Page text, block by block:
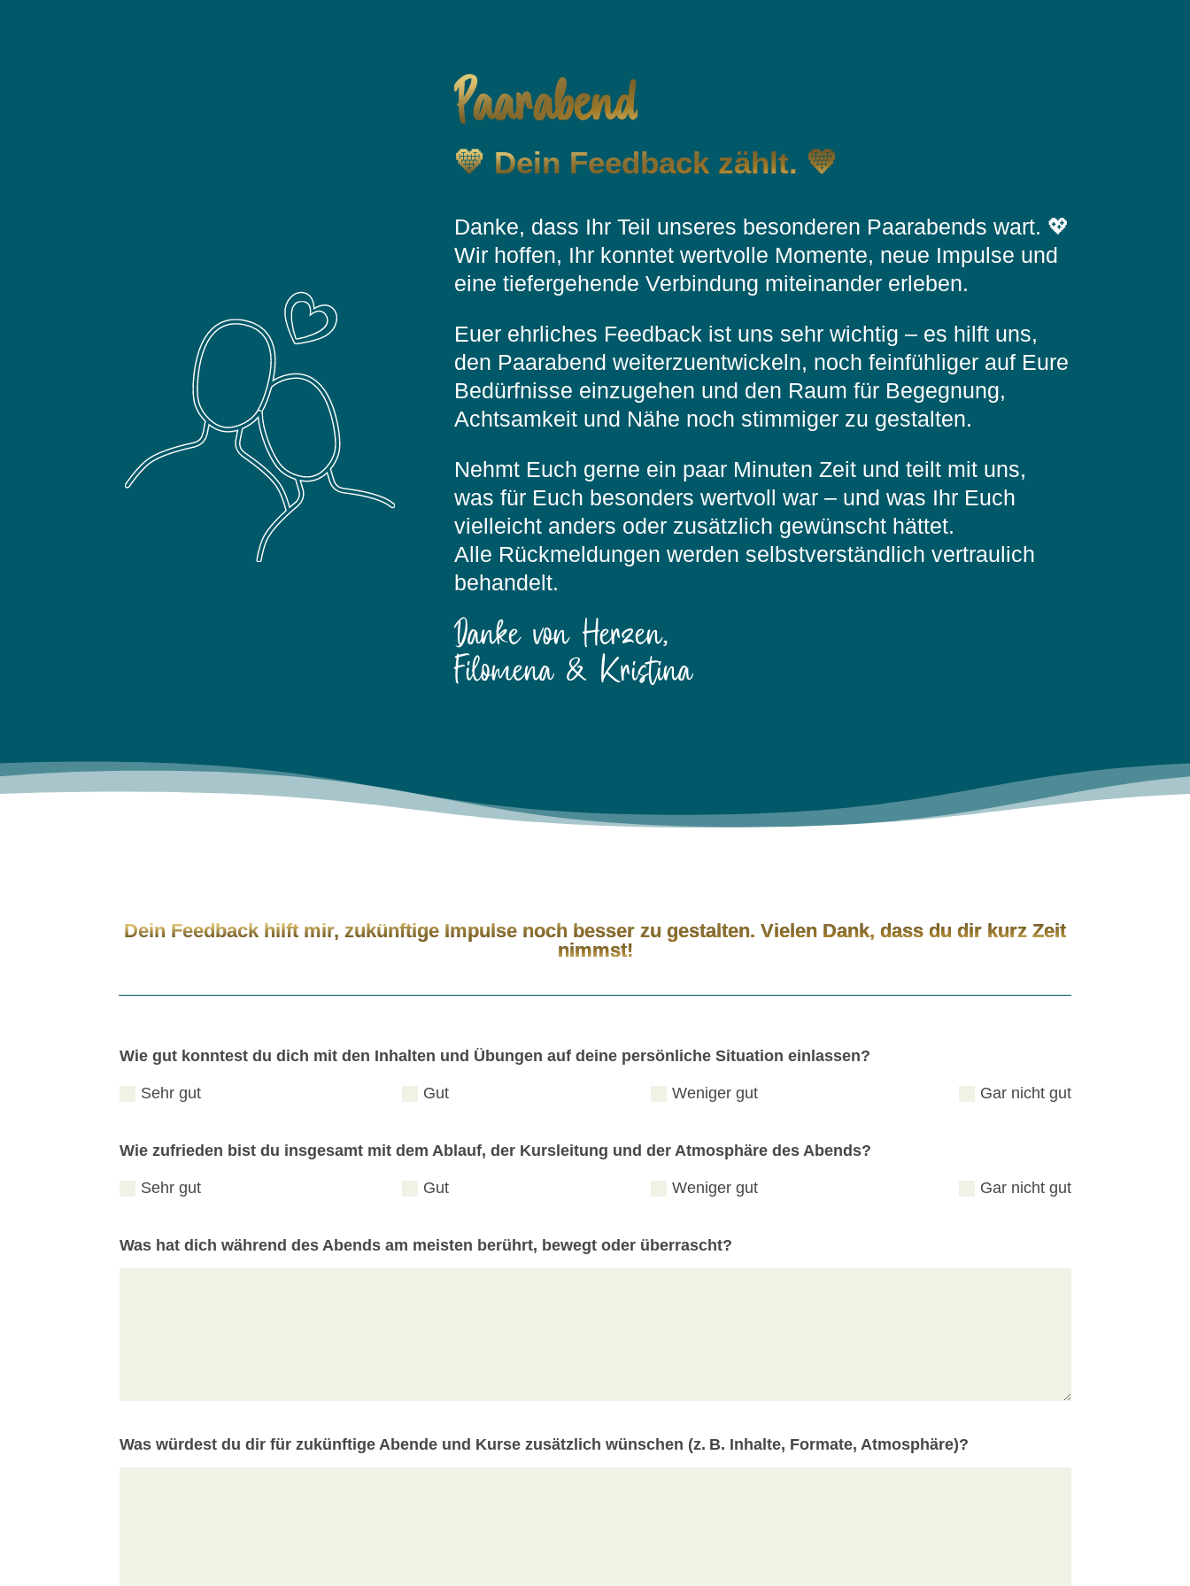
Paarabend
💛 Dein Feedback zählt. 💛
Danke, dass Ihr Teil unseres besonderen Paarabends wart. 💖
Wir hoffen, Ihr konntet wertvolle Momente, neue Impulse und
eine tiefergehende Verbindung miteinander erleben.
Euer ehrliches Feedback ist uns sehr wichtig – es hilft uns,
den Paarabend weiterzuentwickeln, noch feinfühliger auf Eure
Bedürfnisse einzugehen und den Raum für Begegnung,
Achtsamkeit und Nähe noch stimmiger zu gestalten.
Nehmt Euch gerne ein paar Minuten Zeit und teilt mit uns,
was für Euch besonders wertvoll war – und was Ihr Euch
vielleicht anders oder zusätzlich gewünscht hättet.
Alle Rückmeldungen werden selbstverständlich vertraulich
behandelt.
Danke von Herzen,
Filomena & Kristina
Dein Feedback hilft mir, zukünftige Impulse noch besser zu gestalten. Vielen Dank, dass du dir kurz Zeit
nimmst!
Wie gut konntest du dich mit den Inhalten und Übungen auf deine persönliche Situation einlassen?
Sehr gut Gut Weniger gut Gar nicht gut
Wie zufrieden bist du insgesamt mit dem Ablauf, der Kursleitung und der Atmosphäre des Abends?
Sehr gut Gut Weniger gut Gar nicht gut
Was hat dich während des Abends am meisten berührt, bewegt oder überrascht?
Was würdest du dir für zukünftige Abende und Kurse zusätzlich wünschen (z. B. Inhalte, Formate, Atmosphäre)?